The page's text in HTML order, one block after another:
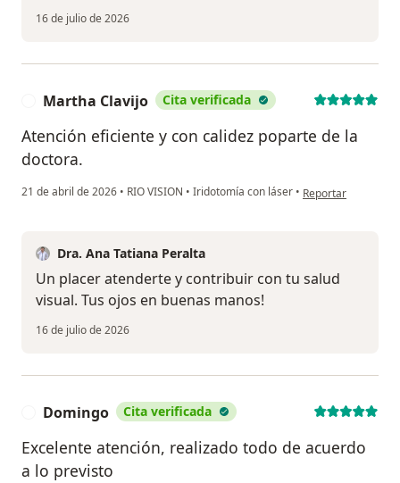
16 de julio de 2026
Martha Clavijo Cita verificada
Atención eficiente y con calidez poparte de la
doctora.
21 de abril de 2026 • RIO VISION • Iridotomía con láser • en opinión del
Reportar
Dra. Ana Tatiana Peralta
Un placer atenderte y contribuir con tu salud
visual. Tus ojos en buenas manos!
16 de julio de 2026
Domingo Cita verificada
Excelente atención, realizado todo de acuerdo
a lo previsto